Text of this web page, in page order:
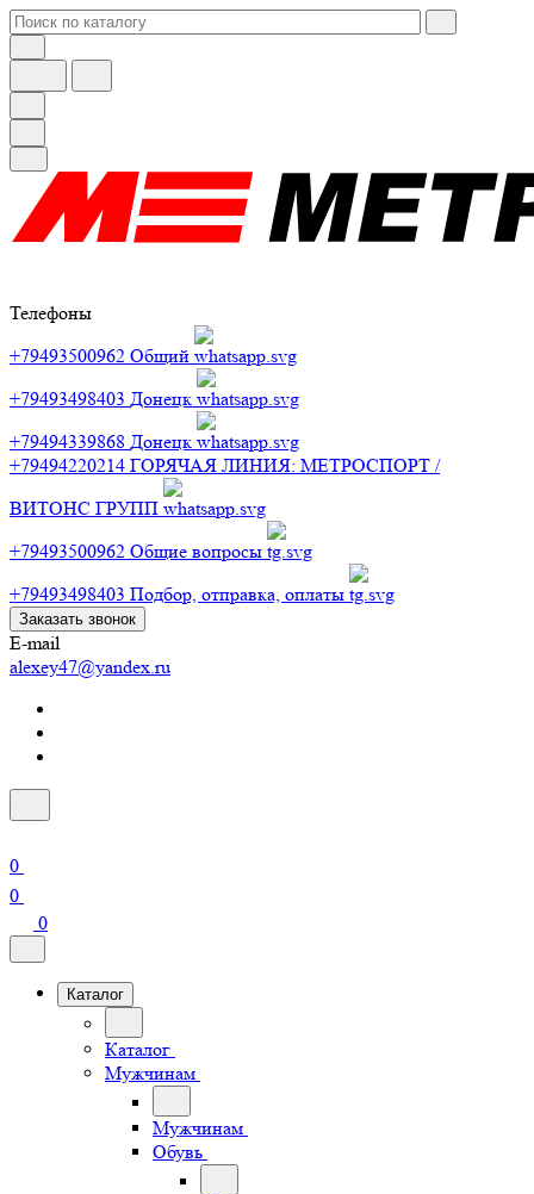
Телефоны
+79493500962 Общий
+79493498403 Донецк
+79494339868 Донецк
+79494220214 ГОРЯЧАЯ ЛИНИЯ: МЕТРОСПОРТ /
ВИТОНС ГРУПП
+79493500962 Общие вопросы
+79493498403 Подбор, отправка, оплаты
Заказать звонок
E-mail
alexey47@yandex.ru
0
0
0
Каталог
Каталог
Мужчинам
Мужчинам
Обувь